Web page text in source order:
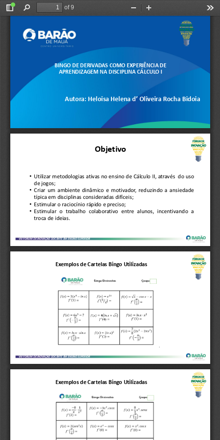
Toggle
Find
of 9
Zoom
BINGO DE DERIVADAS COMO EXPERIÊNCIA DE
APRENDIZAGEM NA DISCIPLINA CÁLCULO I
Autora: Heloisa Helena d’ Oliveira Rocha Bidoia
VIII FÓRUM DE INOVAÇÃO DOCENTE EM ENSINO SUPERIOR
Objetivo
• Utilizar metodologias ativas no ensino de Cálculo II, através do uso
de jogos;
• Criar um ambiente dinâmico e motivador, reduzindo a ansiedade
típica em disciplinas consideradas difíceis;
• Estimular o raciocínio rápido epreciso;
• Estimular o trabalho colaborativo entre alunos, incentivando a
troca de ideias.
VIII FÓRUM DE INOVAÇÃO DOCENTE EM ENSINO SUPERIOR
Exemplos de Cartelas Bingo Utilizadas
Exemplos de Cartelas Bingo Utilizadas